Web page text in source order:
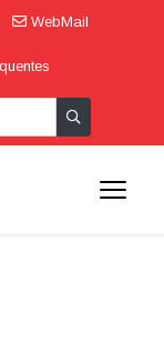
WebMail